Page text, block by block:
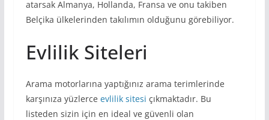
atarsak Almanya, Hollanda, Fransa ve onu takiben
Belçika ülkelerinden takılımın olduğunu görebiliyor.
Evlilik Siteleri
Arama motorlarına yaptığınız arama terimlerinde
karşınıza yüzlerce evlilik sitesi çıkmaktadır. Bu
listeden sizin için en ideal ve güvenli olan